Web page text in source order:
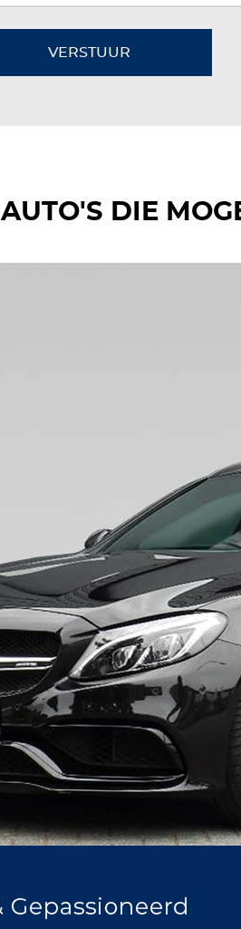
VERSTUUR
AUTO'S DIE